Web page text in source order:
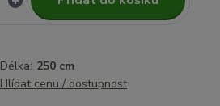
Délka: 250 cm
Hlídat cenu / dostupnost